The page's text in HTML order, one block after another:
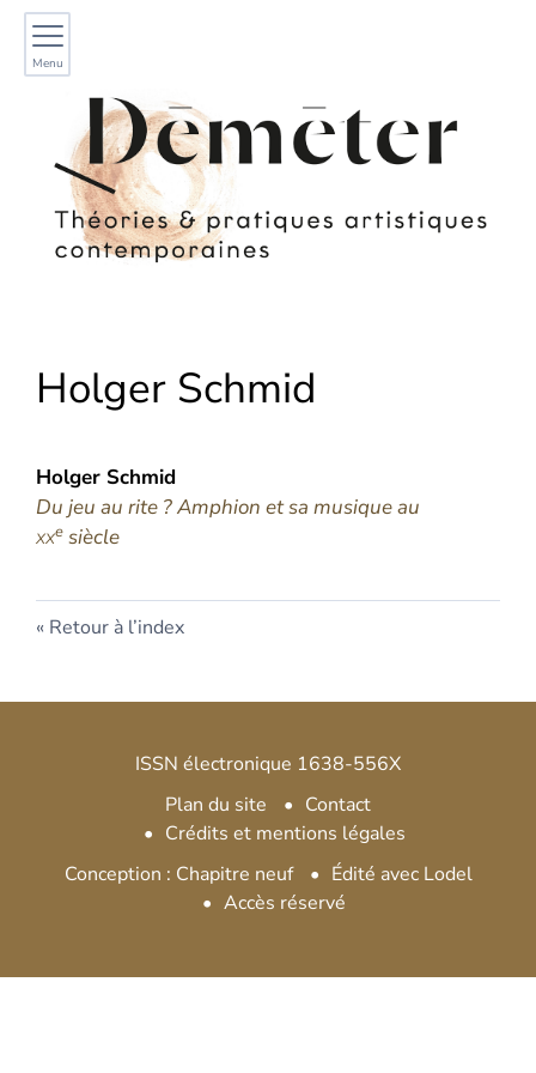
Menu
Holger Schmid
Holger Schmid
Du jeu au rite ? Amphion et sa musique au
xxe siècle
Retour à l’index
ISSN électronique 1638-556X
Plan du site
Contact
Crédits et mentions légales
Conception : Chapitre neuf
Édité avec Lodel
Accès réservé